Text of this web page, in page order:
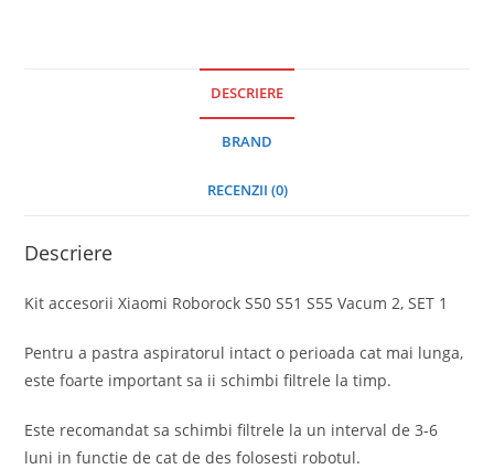
DESCRIERE
BRAND
RECENZII (0)
Descriere
Kit accesorii Xiaomi Roborock S50 S51 S55 Vacum 2, SET 1
Pentru a pastra aspiratorul intact o perioada cat mai lunga,
este foarte important sa ii schimbi filtrele la timp.
Este recomandat sa schimbi filtrele la un interval de 3-6
luni in functie de cat de des folosesti robotul.